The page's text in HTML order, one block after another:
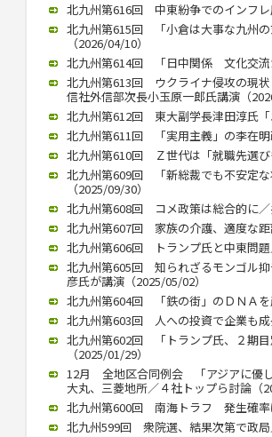
北九州第616回 中東紛争でのインフ
北九州第615回 「小倉は大事な九州
（2026/04/10）
北九州第614回 「日中関係 文化交流
北九州第613回 ウクライナ侵攻の現
信社外信部次長小玉原一郎氏講演（
北九州第612回 東大副学長津田淳氏
北九州第611回 「実用主義」の李在
北九州第610回 Ｚ世代は「就職先選
北九州第609回 「新総裁でも不安定
（2025/09/30）
北九州第608回 コメ政策は総合的に
北九州第607回 家族の介護、適度な
北九州第606回 トランプ氏と中東問
北九州第605回 知られざるモンゴル
彦氏が講演（2025/05/02）
北九州第604回 「鉄の街」のＤＮＡ
北九州第603回 人への投資で企業も
北九州第602回 「トランプ氏、２期
（2025/01/29）
12月 全地区合同例会 「アジアに優
大丸、三菱地所／４社トップら討論（
北九州第600回 南海トラフ 発生確率
北九州599回 衆院選、結果次第で政